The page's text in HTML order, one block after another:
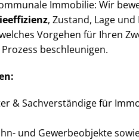
Immobilie: Wir
, Zustand, Lage
Vorgehen für Ihren
beschleunigen.
& Sachverständige für
und Gewerbeobjekte